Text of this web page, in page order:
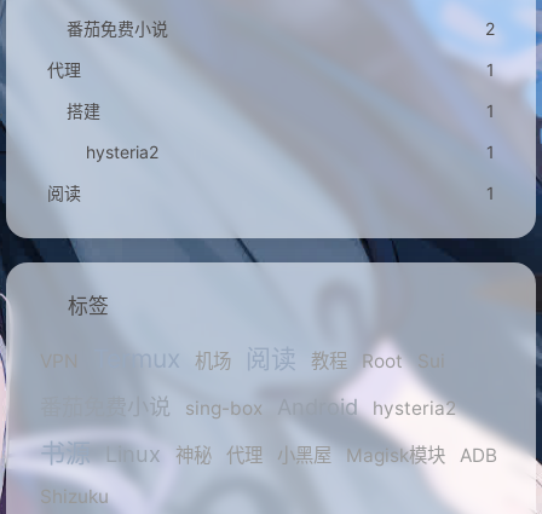
番茄免费小说
2
代理
1
搭建
1
hysteria2
1
阅读
1
标签
VPN Termux 机场 阅读 教程 Root Sui
番茄免费小说 sing-box Android hysteria2
书源 Linux 神秘 代理 小黑屋 Magisk模块
ADB
Shizuku